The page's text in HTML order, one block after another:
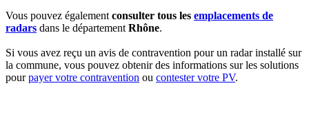
Vous pouvez égalementconsulter tous les emplacements de
radars dans le départementRhône.
Si vous avez reçu un avis de contravention pour un radar installé sur
la commune, vous pouvez obtenir des informations sur les solutions
pourpayer votre contravention ou contester votre PV.